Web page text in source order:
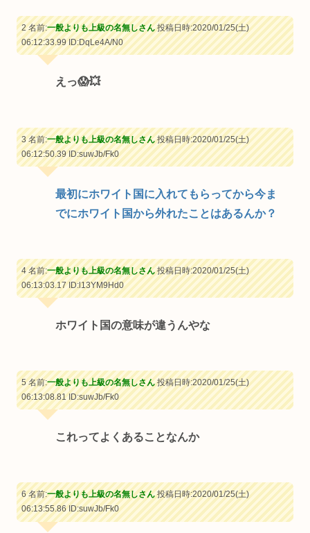
2 名前:一般よりも上級の名無しさん投稿日時:2020/01/25(土)
06:12:33.99ID:DqLe4A/N0
えっ😱💥
3 名前:一般よりも上級の名無しさん投稿日時:2020/01/25(土)
06:12:50.39ID:suwJb/Fk0
最初にホワイト国に入れてもらってから今ま
でにホワイト国から外れたことはあるんか？
4 名前:一般よりも上級の名無しさん投稿日時:2020/01/25(土)
06:13:03.17ID:l13YM9Hd0
ホワイト国の意味が違うんやな
5 名前:一般よりも上級の名無しさん投稿日時:2020/01/25(土)
06:13:08.81ID:suwJb/Fk0
これってよくあることなんか
6 名前:一般よりも上級の名無しさん投稿日時:2020/01/25(土)
06:13:55.86ID:suwJb/Fk0